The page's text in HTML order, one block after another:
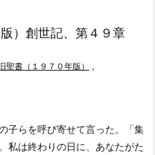
）創世記、第４９章
聖書（１９７０年版）
,
子らを呼び寄せて言った。「集
私は終わりの日に、あなたがた